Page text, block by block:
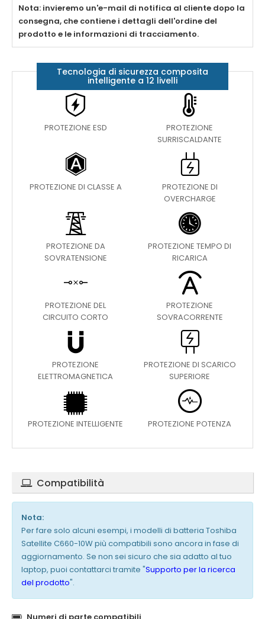
Nota: invieremo un'e-mail di notifica al cliente dopo la
consegna, che contiene i dettagli dell'ordine del
prodotto e le informazioni di tracciamento.
Tecnologia di sicurezza composita
intelligente a 12 livelli
PROTEZIONE ESD
PROTEZIONE
SURRISCALDANTE
PROTEZIONE DI CLASSE A
PROTEZIONE DI
OVERCHARGE
PROTEZIONE DA
SOVRATENSIONE
PROTEZIONE TEMPO DI
RICARICA
PROTEZIONE DEL
CIRCUITO CORTO
PROTEZIONE
SOVRACORRENTE
PROTEZIONE
ELETTROMAGNETICA
PROTEZIONE DI SCARICO
SUPERIORE
PROTEZIONE INTELLIGENTE PROTEZIONE POTENZA
Compatibilità
Nota:
Per fare solo alcuni esempi, i modelli di batteria Toshiba
Satellite C660-10W più compatibili sono ancora in fase di
aggiornamento. Se non sei sicuro che sia adatto al tuo
laptop, puoi contattarci tramite "Supporto per la ricerca
del prodotto".